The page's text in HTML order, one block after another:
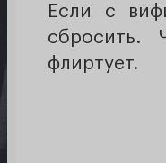
Если с
сбросить.
флиртует.